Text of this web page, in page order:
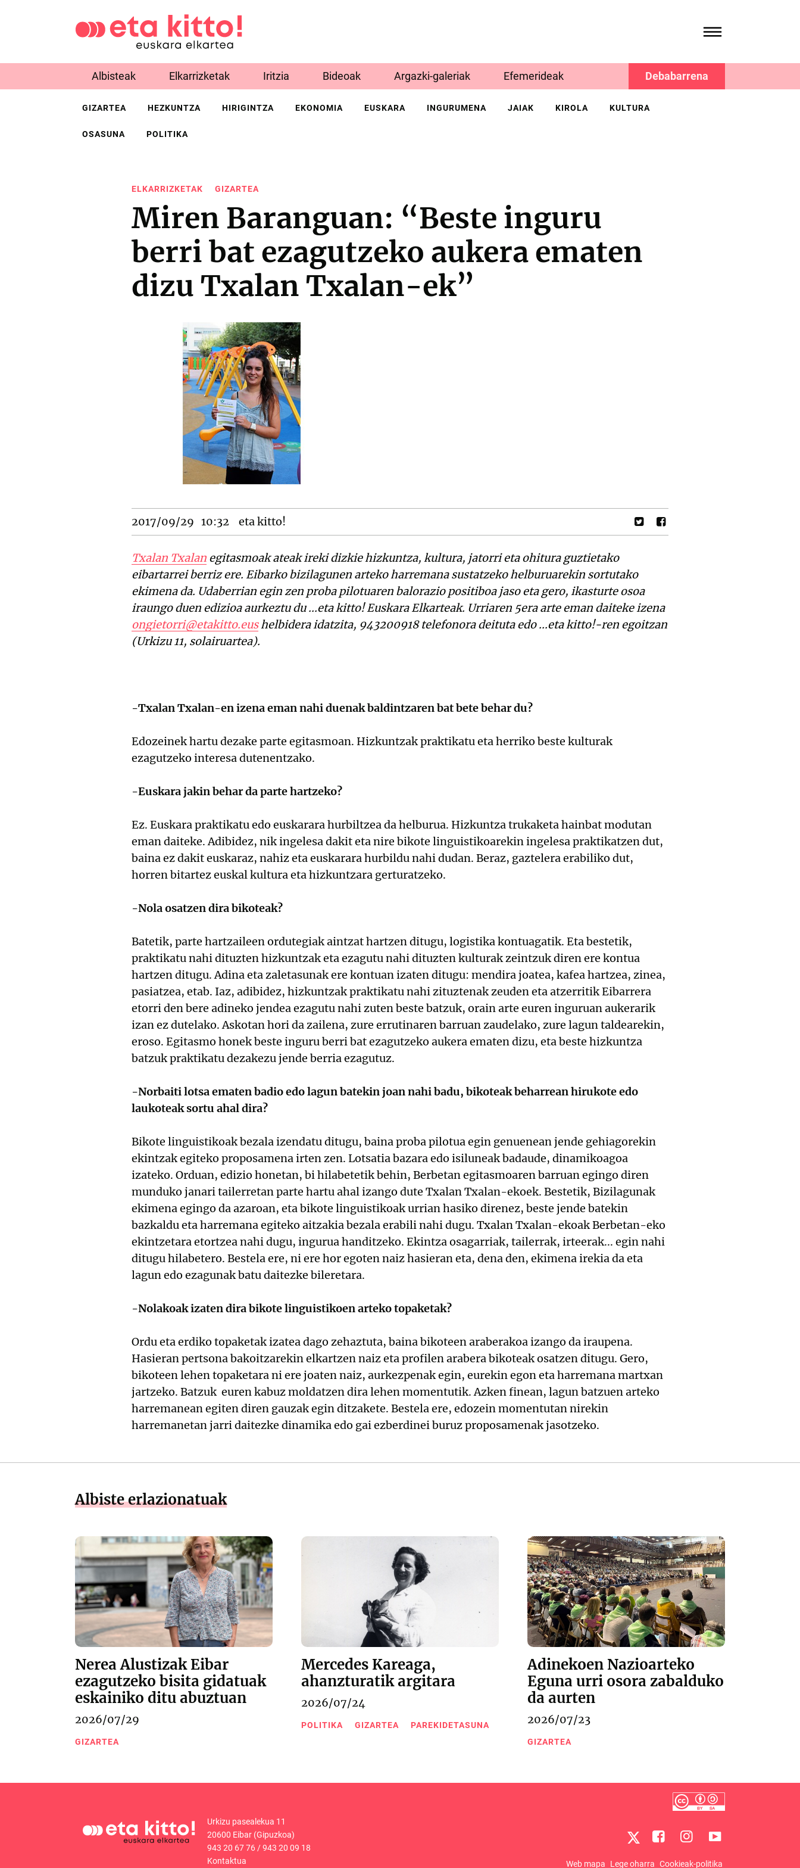
Albisteak Elkarrizketak Iritzia Bideoak Argazki-galeriak Efemerideak Debabarrena
GIZARTEA HEZKUNTZA HIRIGINTZA EKONOMIA EUSKARA INGURUMENA JAIAK KIROLA KULTURA
OSASUNA POLITIKA
ELKARRIZKETAK GIZARTEA
Miren Baranguan: “Beste inguru
berri bat ezagutzeko aukera ematen
dizu Txalan Txalan-ek”
2017/09/29 10:32 eta kitto!
Txalan Txalan egitasmoak ateak ireki dizkie hizkuntza, kultura, jatorri eta ohitura guztietako
eibartarrei berriz ere. Eibarko bizilagunen arteko harremana sustatzeko helburuarekin sortutako
ekimena da. Udaberrian egin zen proba pilotuaren balorazio positiboa jaso eta gero, ikasturte osoa
iraungo duen edizioa aurkeztu du ...eta kitto! Euskara Elkarteak. Urriaren 5era arte eman daiteke izena
ongietorri@etakitto.eushelbidera idatzita, 943200918 telefonora deituta edo ...eta kitto!-ren egoitzan
(Urkizu 11, solairuartea).
-Txalan Txalan-en izena eman nahi duenak baldintzaren bat bete behar du?
Edozeinek hartu dezake parte egitasmoan. Hizkuntzak praktikatu eta herriko beste kulturak
ezagutzeko interesa dutenentzako.
-Euskara jakin behar da parte hartzeko?
Ez. Euskara praktikatu edo euskarara hurbiltzea da helburua. Hizkuntza trukaketa hainbat modutan
eman daiteke. Adibidez, nik ingelesa dakit eta nire bikote linguistikoarekin ingelesa praktikatzen dut,
baina ez dakit euskaraz, nahiz eta euskarara hurbildu nahi dudan. Beraz, gaztelera erabiliko dut,
horren bitartez euskal kultura eta hizkuntzara gerturatzeko.
-Nola osatzen dira bikoteak?
Batetik, parte hartzaileen ordutegiak aintzat hartzen ditugu, logistika kontuagatik. Eta bestetik,
praktikatu nahi dituzten hizkuntzak eta ezagutu nahi dituzten kulturak zeintzuk diren ere kontua
hartzen ditugu. Adina eta zaletasunak ere kontuan izaten ditugu: mendira joatea, kafea hartzea, zinea,
pasiatzea, etab. Iaz, adibidez, hizkuntzak praktikatu nahi zituztenak zeuden eta atzerritik Eibarrera
etorri den bere adineko jendea ezagutu nahi zuten beste batzuk, orain arte euren inguruan aukerarik
izan ez dutelako. Askotan hori da zailena, zure errutinaren barruan zaudelako, zure lagun taldearekin,
eroso. Egitasmo honek beste inguru berri bat ezagutzeko aukera ematen dizu, eta beste hizkuntza
batzuk praktikatu dezakezu jende berria ezagutuz.
-Norbaiti lotsa ematen badio edo lagun batekin joan nahi badu, bikoteak beharrean hirukote edo
laukoteak sortu ahal dira?
Bikote linguistikoak bezala izendatu ditugu, baina proba pilotua egin genuenean jende gehiagorekin
ekintzak egiteko proposamena irten zen. Lotsatia bazara edo isiluneak badaude, dinamikoagoa
izateko. Orduan, edizio honetan, bi hilabetetik behin, Berbetan egitasmoaren barruan egingo diren
munduko janari tailerretan parte hartu ahal izango dute Txalan Txalan-ekoek. Bestetik, Bizilagunak
ekimena egingo da azaroan, eta bikote linguistikoak urrian hasiko direnez, beste jende batekin
bazkaldu eta harremana egiteko aitzakia bezala erabili nahi dugu. Txalan Txalan-ekoak Berbetan-eko
ekintzetara etortzea nahi dugu, ingurua handitzeko. Ekintza osagarriak, tailerrak, irteerak... egin nahi
ditugu hilabetero. Bestela ere, ni ere hor egoten naiz hasieran eta, dena den, ekimena irekia da eta
lagun edo ezagunak batu daitezke bileretara.
-Nolakoak izaten dira bikote linguistikoen arteko topaketak?
Ordu eta erdiko topaketak izatea dago zehaztuta, baina bikoteen araberakoa izango da iraupena.
Hasieran pertsona bakoitzarekin elkartzen naiz eta profilen arabera bikoteak osatzen ditugu. Gero,
bikoteen lehen topaketara ni ere joaten naiz, aurkezpenak egin, eurekin egon eta harremana martxan
jartzeko. Batzuk euren kabuz moldatzen dira lehen momentutik. Azken finean, lagun batzuen arteko
harremanean egiten diren gauzak egin ditzakete. Bestela ere, edozein momentutan nirekin
harremanetan jarri daitezke dinamika edo gai ezberdinei buruz proposamenak jasotzeko.
Albiste erlazionatuak
Nerea Alustizak Eibar
ezagutzeko bisita gidatuak
eskainiko ditu abuztuan
2026/07/29
GIZARTEA
Mercedes Kareaga,
ahanzturatik argitara
2026/07/24
POLITIKA GIZARTEA PAREKIDETASUNA
Adinekoen Nazioarteko
Eguna urri osora zabalduko
da aurten
2026/07/23
GIZARTEA
Urkizu pasealekua 11
20600 Eibar (Gipuzkoa)
943 20 67 76/943 20 09 18
Kontaktua
Web mapa Lege oharra Cookieak-politika